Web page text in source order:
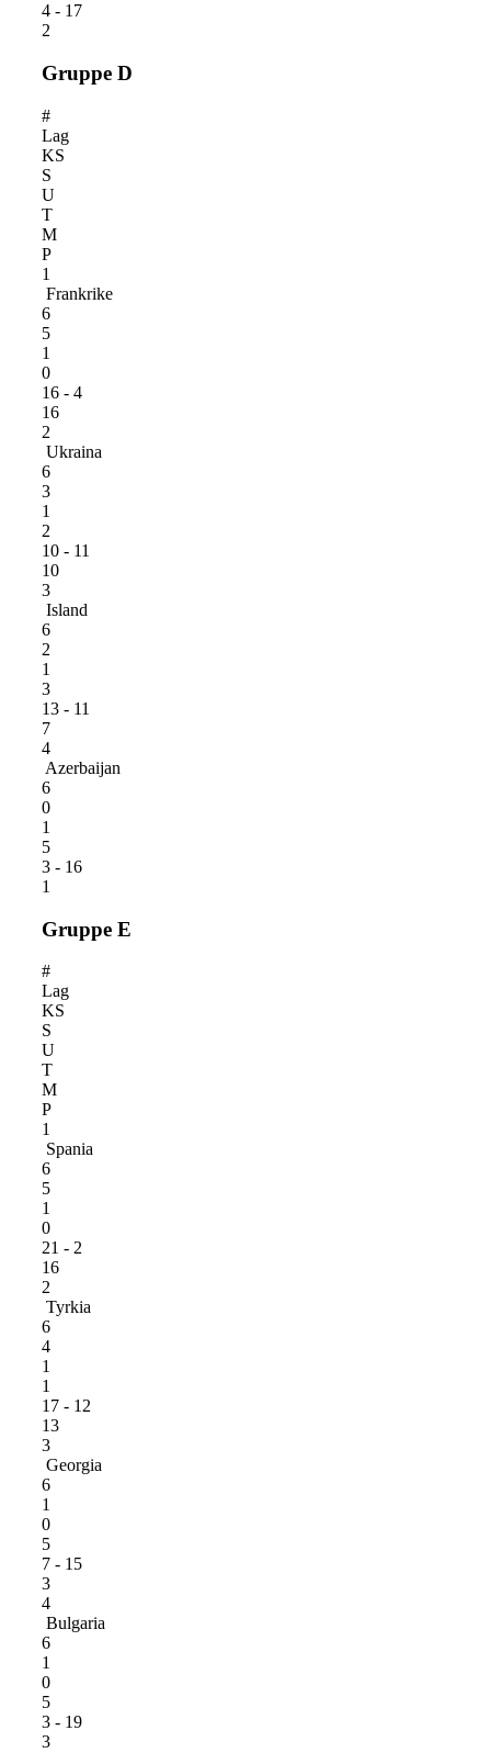
4 - 17
2
Gruppe D
#
Lag
KS
S
U
T
M
P
1
Frankrike
6
5
1
0
16 - 4
16
2
Ukraina
6
3
1
2
10 - 11
10
3
Island
6
2
1
3
13 - 11
7
4
Azerbaijan
6
0
1
5
3 - 16
1
Gruppe E
#
Lag
KS
S
U
T
M
P
1
Spania
6
5
1
0
21 - 2
16
2
Tyrkia
6
4
1
1
17 - 12
13
3
Georgia
6
1
0
5
7 - 15
3
4
Bulgaria
6
1
0
5
3 - 19
3